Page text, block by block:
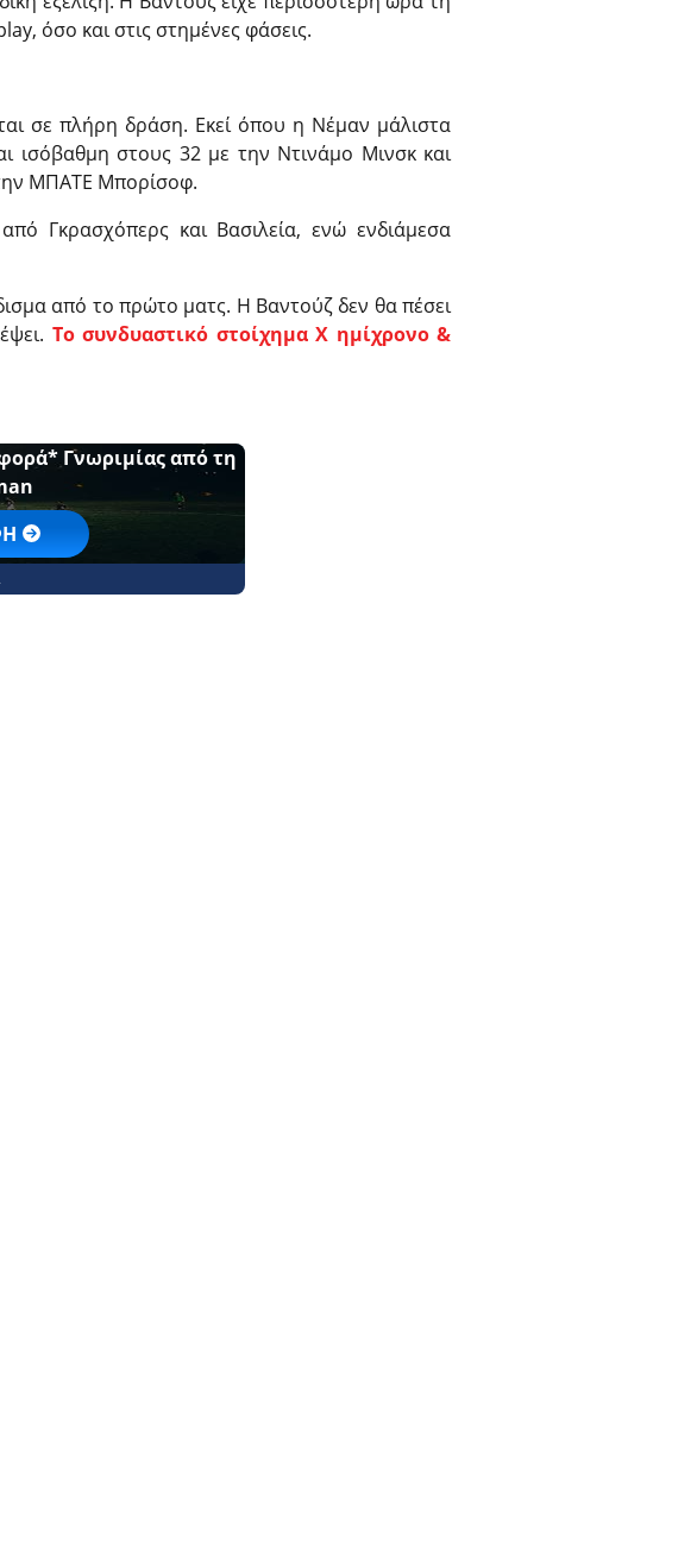
όσο και στις στημένες φάσεις.
σε πλήρη δράση. Εκεί όπου η Νέμαν μάλιστα
ισόβαθμη στους 32 με την Ντινάμο Μινσκ και
ΜΠΑΤΕ Μπορίσοφ.
Γκρασχόπερς και Βασιλεία, ενώ ενδιάμεσα
από το πρώτο ματς. Η Βαντούζ δεν θα πέσει
Το συνδυαστικό στοίχημα Χ ημίχρονο &
Γνωριμίας από τη